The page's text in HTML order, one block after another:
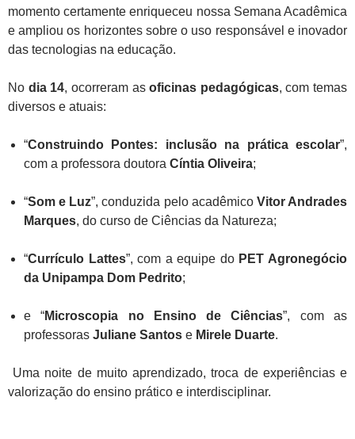
momento certamente enriqueceu nossa Semana Acadêmica
e ampliou os horizontes sobre o uso responsável e inovador
das tecnologias na educação.
No dia 14, ocorreramasoficinas pedagógicas, com temas
diversos e atuais:
“Construindo Pontes: inclusão na prática escolar”,
com a professora doutora Cíntia Oliveira;
“Som e Luz”, conduzida pelo acadêmico Vitor Andrades
Marques, do curso de Ciências da Natureza;
“Currículo Lattes”, com a equipe do PET Agronegócio
da Unipampa Dom Pedrito;
e “Microscopia no Ensino de Ciências”, com as
professoras Juliane Santos e Mirele Duarte.
Uma noite de muito aprendizado, troca de experiências e
valorização do ensino prático e interdisciplinar.